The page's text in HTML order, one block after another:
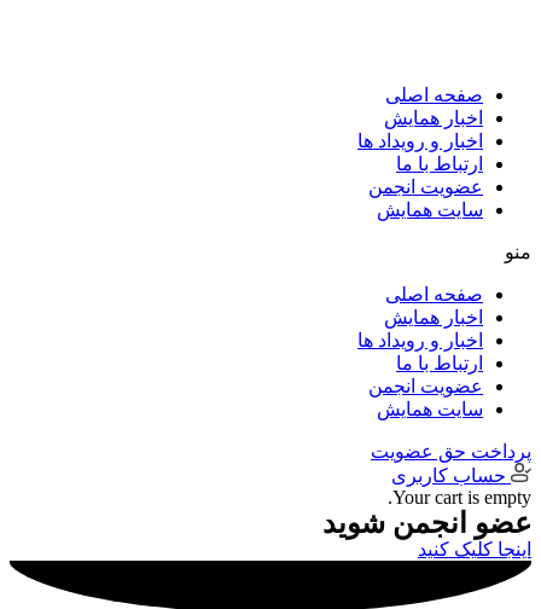
صفحه اصلی
اخبار همایش
اخبار و رویداد ها
ارتباط با ما
عضویت انجمن
سایت همایش
منو
صفحه اصلی
اخبار همایش
اخبار و رویداد ها
ارتباط با ما
عضویت انجمن
سایت همایش
پرداخت حق عضویت
حساب کاربری
Your cart is empty.
عضو انجمن شوید
اینجا کلیک کنید